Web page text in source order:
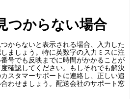
つからない場合
からないと表示される場合、入力した
ましょう。特に英数字の入力ミスに注
号でも反映までに時間がかかることが
確認してください。もしそれでも解決
スタマーサポートに連絡し、正しい追
わせましょう。配送会社のサポート窓